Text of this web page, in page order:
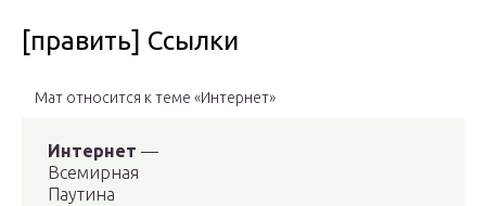
[править] Ссылки
Мат относится к теме «Интернет»
Интернет —
Всемирная
Паутина